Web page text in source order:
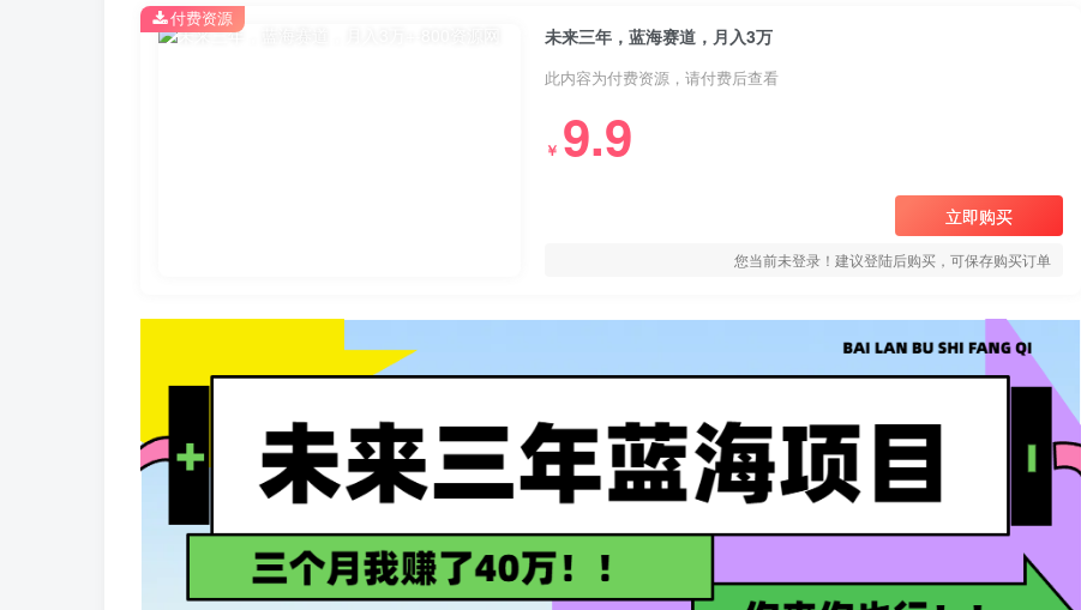
未来三年，蓝海赛道，月入3万
此内容为付费资源，请付费后查看
￥ 9.9
立即购买
您当前未登录！建议登陆后购买，可保存购买订单
付费资源